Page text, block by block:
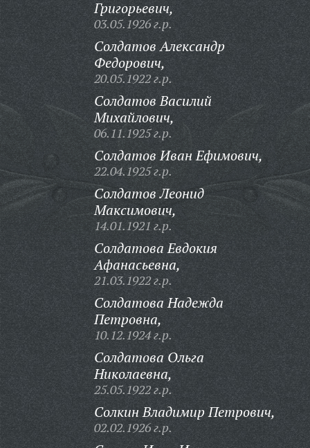
Григорьевич,
03.05.1926 г.р.
Солдатов Александр
Федорович,
20.05.1922 г.р.
Солдатов Василий
Михайлович,
06.11.1925 г.р.
Солдатов Иван Ефимович,
22.04.1925 г.р.
Солдатов Леонид
Максимович,
14.01.1921 г.р.
Солдатова Евдокия
Афанасьевна,
21.03.1922 г.р.
Солдатова Надежда
Петровна,
10.12.1924 г.р.
Солдатова Ольга
Николаевна,
25.05.1922 г.р.
Солкин Владимир Петрович,
02.02.1926 г.р.